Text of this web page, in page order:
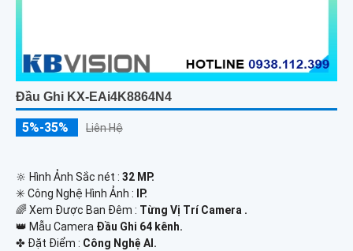
Đầu Ghi KX-EAi4K8864N4
5%-35% Liên Hệ
🔆 Hình Ảnh Sắc nét : 32 MP.
✳️ Công Nghệ Hình Ảnh :
IP.
🌈 Xem Được Ban Đêm : Từng Vị Trí Camera .
👑 Mẫu Camera Đầu Ghi 64 kênh.
️✤ Đặt Điểm : Công Nghệ AI.